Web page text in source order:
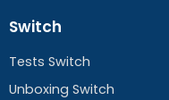
Switch
Tests Switch
Unboxing Switch